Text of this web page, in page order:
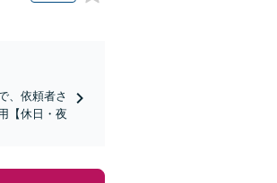
、依頼者さ
【休日・夜